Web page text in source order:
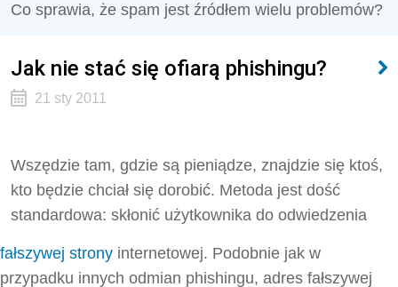
Co sprawia, że spam jest źródłem wielu problemów?
Jak nie stać się ofiarą phishingu?
21 sty 2011
Wszędzie tam, gdzie są pieniądze, znajdzie się ktoś,
kto będzie chciał się dorobić. Metoda jest dość
standardowa: skłonić użytkownika do odwiedzenia
fałszywej strony internetowej. Podobnie jak w
przypadku innych odmian phishingu, adres fałszywej